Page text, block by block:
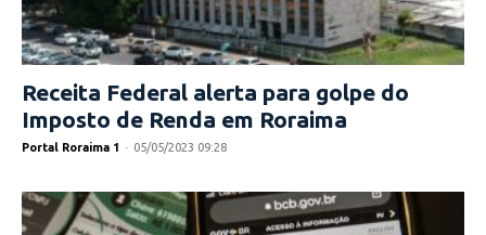
Receita Federal alerta para golpe do
Imposto de Renda em Roraima
Portal Roraima 1 - 05/05/2023 09:28